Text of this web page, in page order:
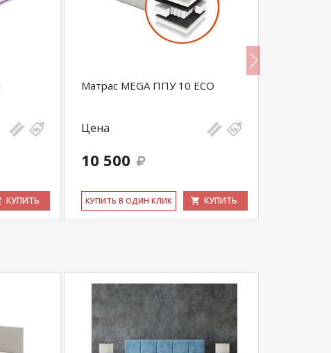
КУПИТЬ
Матрас MEGA ППУ 10 ECO
Цена
10 500
КУ­ПИТЬ В ОДИН КЛИК КУПИТЬ